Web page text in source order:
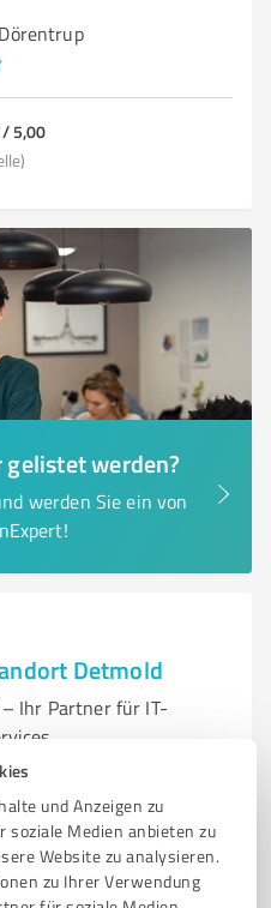
und Anzeigen zu
Medien anbieten zu
Website zu analysieren.
zu Ihrer Verwendung
/ 5,00
werden?
werden Sie ein von
Detmold
Ihr Partner für IT-
Detmold
atd-systemhaus.de/